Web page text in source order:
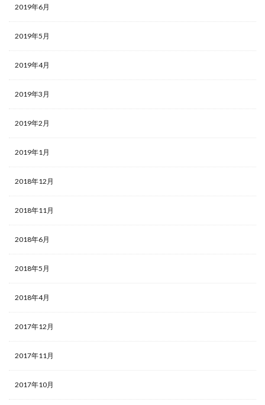
2019年6月
2019年5月
2019年4月
2019年3月
2019年2月
2019年1月
2018年12月
2018年11月
2018年6月
2018年5月
2018年4月
2017年12月
2017年11月
2017年10月